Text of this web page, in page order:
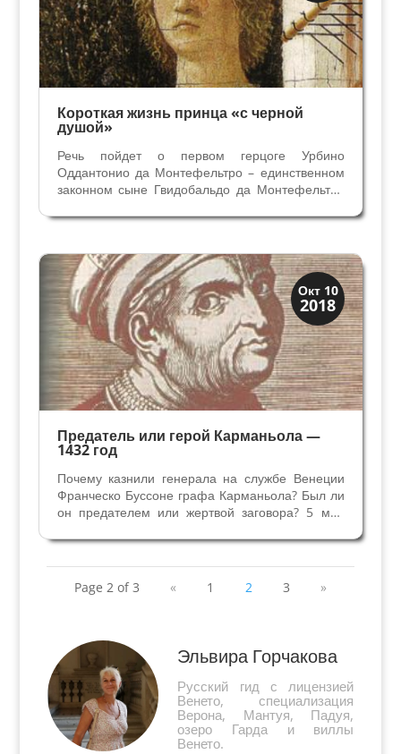
Короткая жизнь принца «с черной
душой»
Речь пойдет о первом герцоге Урбино
Оддантонио да Монтефельтро – единственном
законном сыне Гвидобальдо да Монтефельтро
получилось в результате соединения двух имен
принца по материнской линии...
Окт 10
2018
Династии
Заговоры и войны
Предатель или герой Карманьола —
1432 год
Почему казнили генерала на службе Венеции
Франческо Буссоне графа Карманьола? Был ли
он предателем или жертвой заговора? 5 мая
вышли солдаты и две шеренги выстроились до
колонн на площади Святого Марко - месту
казни. Читайте в...
Page 2 of 3 « 1 2 3 »
Эльвира Горчакова
Русский гид с лицензией
Венето, специализация
Верона, Мантуя, Падуя,
озеро Гарда и виллы
Венето.